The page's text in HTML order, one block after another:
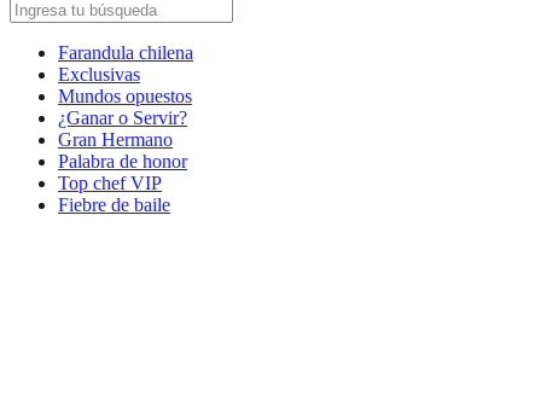
Farandula chilena
Exclusivas
Mundos opuestos
¿Ganar o Servir?
Gran Hermano
Palabra de honor
Top chef VIP
Fiebre de baile